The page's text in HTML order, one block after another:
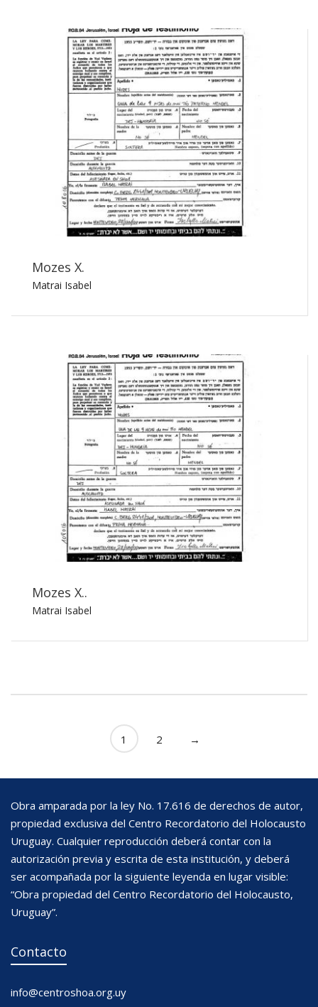
Mozes X.
Matrai Isabel
Mozes X..
Matrai Isabel
1 2 →
Obra amparada por la ley No. 17.616 de derechos de autor,
propiedad exclusiva del Centro Recordatorio del Holocausto
Uruguay. Cualquier reproducción deberá contar con la
autorización previa y escrita de esta institución, y deberá
ser acompañada por la siguiente leyenda en lugar visible:
“Obra propiedad del Centro Recordatorio del Holocausto,
Uruguay”.
Contacto
info@centroshoa.org.uy